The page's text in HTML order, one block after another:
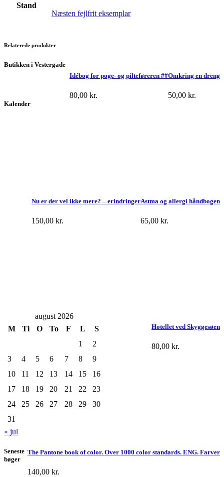
Stand
Næsten fejlfrit eksemplar
Relaterede produkter
Omkring en dreng
50,00 kr.
Idébog for poge- og pilteføreren ##
80,00 kr.
Astma og allergi håndbogen
65,00 kr.
Nu er der vel ikke mere? – erindringer
150,00 kr.
Hotellet ved Skyggesøen
80,00 kr.
The Pantone book of color. Over 1000 color standards. ENG. Farver
140,00 kr.
Butikken i Vestergade
Kalender
august 2026
M
Ti O To F L
S
1
2
3
4 5 6 7 8
9
10
11 12 13 14 15
16
17
18 19 20 21 22
23
24
25 26 27 28 29
30
31
« jul
Seneste
bøger